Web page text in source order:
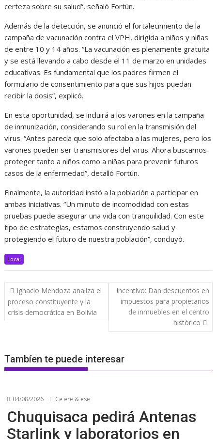
certeza sobre su salud”, señaló Fortún.
Además de la detección, se anunció el fortalecimiento de la
campaña de vacunación contra el VPH, dirigida a niños y niñas
de entre 10 y 14 años. “La vacunación es plenamente gratuita
y se está llevando a cabo desde el 11 de marzo en unidades
educativas. Es fundamental que los padres firmen el
formulario de consentimiento para que sus hijos puedan
recibir la dosis”, explicó.
En esta oportunidad, se incluirá a los varones en la campaña
de inmunización, considerando su rol en la transmisión del
virus. “Antes parecía que solo afectaba a las mujeres, pero los
varones pueden ser transmisores del virus. Ahora buscamos
proteger tanto a niños como a niñas para prevenir futuros
casos de la enfermedad”, detalló Fortún.
Finalmente, la autoridad instó a la población a participar en
ambas iniciativas. “Un minuto de incomodidad con estas
pruebas puede asegurar una vida con tranquilidad. Con este
tipo de estrategias, estamos construyendo salud y
protegiendo el futuro de nuestra población”, concluyó.
Local
Navegación
de
entradas
Ignacio Mendoza analiza el
proceso constituyente y la
crisis democrática en Bolivia
Incentivo: Dan descuentos en
impuestos para propietarios
de inmuebles en el centro
histórico
Tambíen te puede interesar
04/08/2026 Ce ere & ese
Chuquisaca pedirá Antenas
Starlink y laboratorios en